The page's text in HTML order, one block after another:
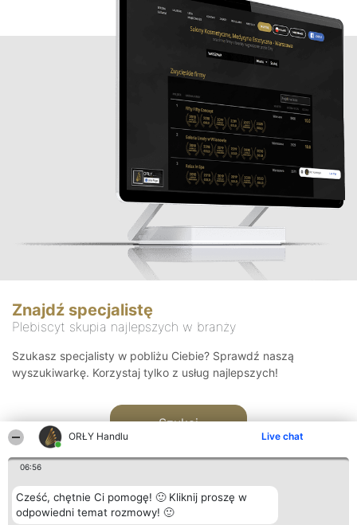
ORŁY Handlu Live chat
06:56
Cześć, chętnie Ci pomogę! 🙂 Kliknij proszę w
odpowiedni temat rozmowy! 🙂
Znajdź specjalistę
Plebiscyt skupia najlepszych w branży
Szukasz specjalisty w pobliżu Ciebie? Sprawdź naszą
wyszukiwarkę. Korzystaj tylko z usług najlepszych!
Szukaj